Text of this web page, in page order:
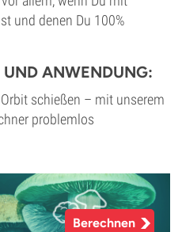
und denen Du 100%
UND ANWENDUNG:
schießen – mit unserem
problemlos
Berechnen